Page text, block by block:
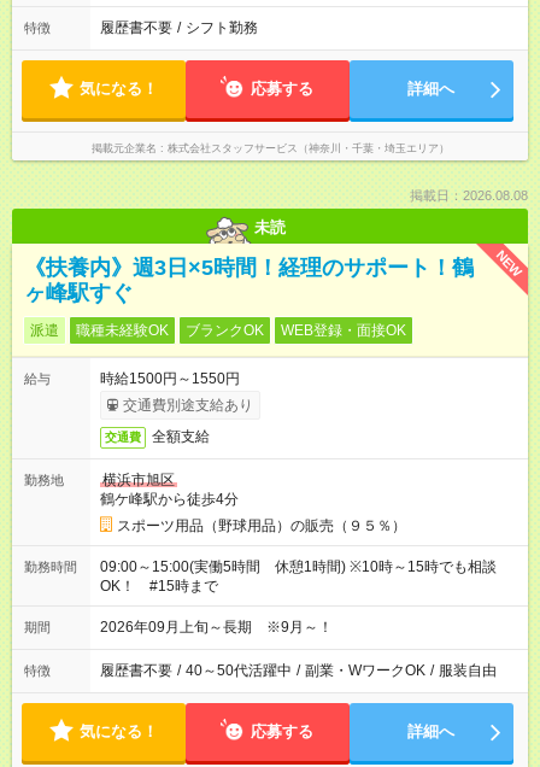
特徴 履歴書不要 / シフト勤務
気になる！ 応募する 詳細へ
掲載元企業名 株式会社スタッフサービス（神奈川・千葉・埼玉エリア）
掲載日：2026.08.08
未読
NEW
《扶養内》週3日×5時間！経理のサポート！鶴
ヶ峰駅すぐ
派遣 職種未経験OK ブランクOK WEB登録・面接OK
給与
時給1500円～1550円
交通費別途支給あり
交通費 全額支給
勤務地
横浜市旭区
鶴ケ峰駅から徒歩4分
スポーツ用品（野球用品）の販売（９５％）
勤務時間
09:00～15:00(実働5時間 休憩1時間) ※10時～15時でも相談
OK！ #15時まで
期間 2026年09月上旬～長期 ※9月～！
特徴 履歴書不要 / 40～50代活躍中 / 副業・WワークOK / 服装自由
気になる！ 応募する 詳細へ